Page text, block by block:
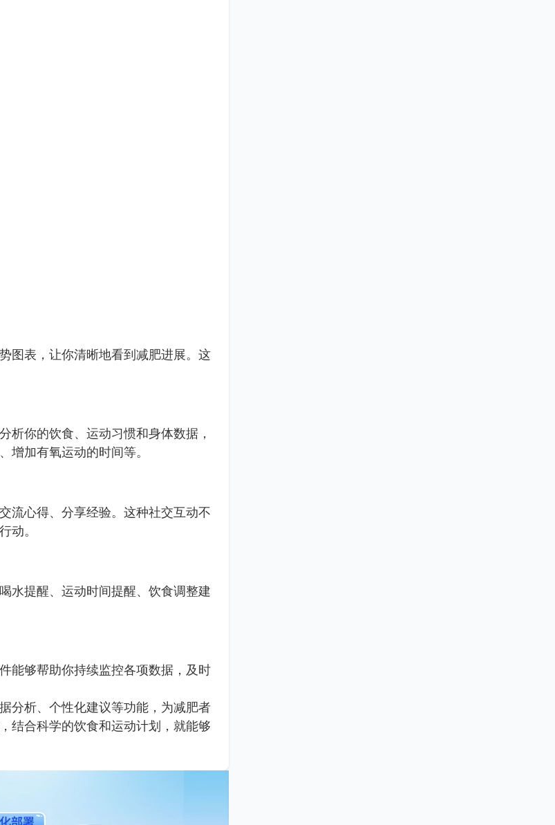
图表，让你清晰地看到减肥进展。这
析你的饮食、运动习惯和身体数据，
增加有氧运动的时间等。
流心得、分享经验。这种社交互动不
动。
水提醒、运动时间提醒、饮食调整建
能够帮助你持续监控各项数据，及时
分析、个性化建议等功能，为减肥者
结合科学的饮食和运动计划，就能够